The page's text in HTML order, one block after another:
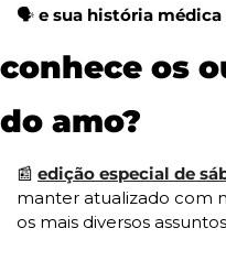
🗣️ e sua história médica
conhece os
do amo?
📰 edição especial de
manter atualizado com
os mais diversos